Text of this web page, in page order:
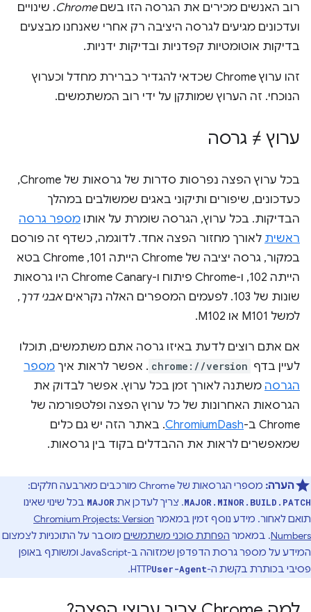
רוב האנשים מכירים את הגרסה הזו בשםChrome. שינויים
ועדכונים מגיעים לגרסה היציבה רק אחרי שאנחנו מבצעים
בדיקות אוטומטיות קפדניות ובדיקות ידניות.
זהו ערוץ Chrome שכדאי להגדיר כברירת מחדל וכערוץ
הנוכחי. זה הערוץ שמותקן על ידי רוב המשתמשים.
ערוץ ≠ גרסה
בכל ערוץ הפצה נפרסות סדרות של גרסאות של Chrome,
כעדכונים, שיפורים ותיקוני באגים שמשולבים במהלך
הבדיקות. בכל ערוץ, הגרסה שומרת על אותו מספר גרסה
ראשית לאורך מחזור הפצה אחד. לדוגמה, כשדף זה פורסם
במקור, גרסה יציבה של Chrome הייתה 101, Chrome בטא
הייתה 102, ו-Chrome פיתוח ו-Chrome Canary היו גרסאות
שונות של 103. לפעמים המספרים האלה נקראים
אבני דרך ,
למשל M101 או M102.
אם אתם רוצים לדעת באיזו גרסה אתם משתמשים, תוכלו
לעיין בדף chrome://version . אפשר לראות איך מספר
הגרסה משתנה לאורך זמן בכל ערוץ. אפשר לבדוק את
הגרסאות האחרונות של כל ערוץ הפצה ופלטפורמה של
Chrome ב-
ChromiumDash. באתר הזה יש גם כלים
שמאפשרים לראות את ההבדלים בקוד בין גרסאות.
הערה: מספרי הגרסאות של Chrome מורכבים מארבעה חלקים:
MAJOR.MINOR.BUILD.PATCH. צריך לעדכן את MAJOR בכל שינוי שאינו
תואם לאחור. מידע נוסף זמין במאמר Chromium Projects: Version
Numbers. במאמר הפחתת סוכני משתמשים מוסבר על התוכניות לצמצום
המידע על מספר גרסת הדפדפן שמזוהה ב-JavaScript ומשותף באופן
פסיבי בכותרת בקשת ה-User-Agent
HTTP.